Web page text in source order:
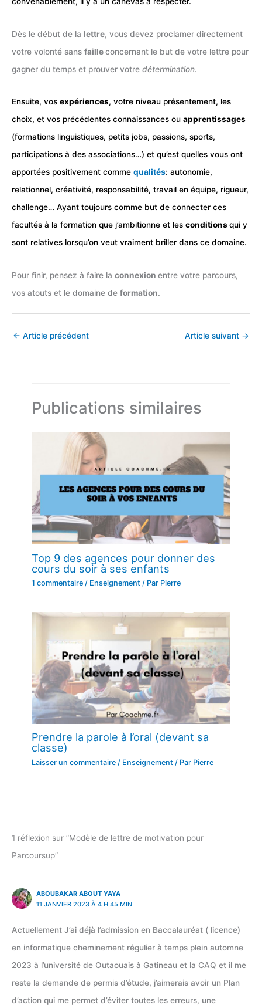
Dès le début de la lettre, vous devez proclamer directement
votre volonté sans failleconcernant le but de votre lettre pour
gagner du temps et prouver votre détermination.
Ensuite, vos expériences, votre niveau présentement, les
choix, et vos précédentes connaissances ou apprentissages
(formations linguistiques, petits jobs, passions, sports,
participations à des associations…) et qu’est quelles vous ont
apportées positivement comme qualités: autonomie,
relationnel, créativité, responsabilité, travail en équipe, rigueur,
challenge… Ayant toujours comme but de connecter ces
facultés à la formation que j’ambitionne et les conditionsqui y
sont relatives lorsqu’on veut vraiment briller dans ce domaine.
Pour finir, pensez à faire la connexion entre votre parcours,
vos atouts et le domaine de formation.
← Article précédent Article suivant →
Publications similaires
Top 9 des agences pour donner des
cours du soir à ses enfants
1 commentaire / Enseignement / Par Pierre
Prendre la parole à l’oral (devant sa
classe)
Laisser un commentaire / Enseignement / Par Pierre
1 réflexion sur “Modèle de lettre de motivation pour
Parcoursup”
ABOUBAKAR ABOUT YAYA
11 JANVIER 2023 À 4 H 45 MIN
Actuellement J’ai déjà l’admission en Baccalauréat ( licence)
en informatique cheminement régulier à temps plein automne
2023 à l’université de Outaouais à Gatineau et la CAQ et il me
reste la demande de permis d’étude, j’aimerais avoir un Plan
d’action qui me permet d’éviter toutes les erreurs, une